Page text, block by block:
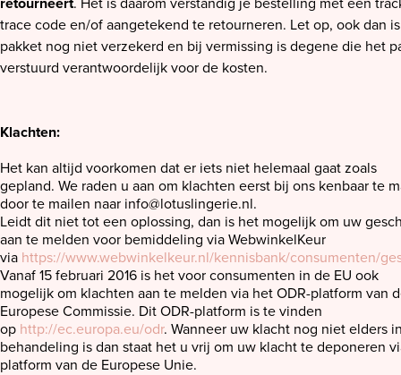
retourneert. Het is daarom verstandig je bestelling met een
trace code en/of aangetekend te retourneren. Let op, ook dan
pakket nog niet verzekerd en bij vermissing is degene die het
verstuurd verantwoordelijk voor de kosten.
Klachten:
Het kan altijd voorkomen dat er iets niet helemaal gaat zoals
gepland. We raden u aan om klachten eerst bij ons kenbaar te
door te mailen naar info@lotuslingerie.nl.
Leidt dit niet tot een oplossing, dan is het mogelijk om uw
aan te melden voor bemiddeling via WebwinkelKeur
via https://www.webwinkelkeur.nl/kennisbank/consumenten/
Vanaf 15 februari 2016 is het voor consumenten in de EU ook
mogelijk om klachten aan te melden via het ODR-platform van
Europese Commissie. Dit ODR-platform is te vinden
op http://ec.europa.eu/odr. Wanneer uw klacht nog niet elders
behandeling is dan staat het u vrij om uw klacht te deponeren
platform van de Europese Unie.